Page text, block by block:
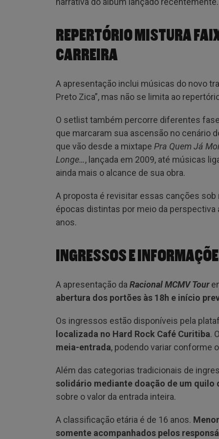
REPERTÓRIO MISTURA
CARREIRA
A apresentação inclui músicas do novo
Preto Zica”, mas não se limita ao
O setlist também percorre diferentes
que marcaram sua ascensão no cenário
que vão desde a mixtape Pra Quem Já
Longe…, lançada em 2009, até músicas
ainda mais o alcance de sua obra.
A proposta é revisitar essas canções
épocas distintas por meio da
anos.
INGRESSOS E
A apresentação da Racional MCMV Tour
abertura dos portões às 18h e início
Os ingressos estão disponíveis pela
localizada no Hard Rock Café Curitiba.
meia-entrada, podendo variar conforme
Além das categorias tradicionais de
solidário mediante doação de um quilo
sobre o valor da entrada inteira.
A classificação etária é de 16 anos.
somente acompanhados pelos